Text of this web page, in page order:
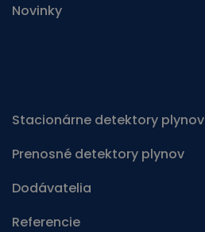
Novinky
Stacionárne detektory plynov
Prenosné detektory plynov
Dodávatelia
Referencie